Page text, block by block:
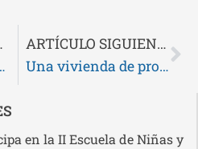
y servicios de las entidades sociales de discapacidad
ARTÍCULO SIGUIENTE
Una vivienda de propiedad municipal situada en el Paseo de Sarasate se convertirá en el hogar de 6 personas con discapacidad intelectual
en la II Escuela de Niñas y